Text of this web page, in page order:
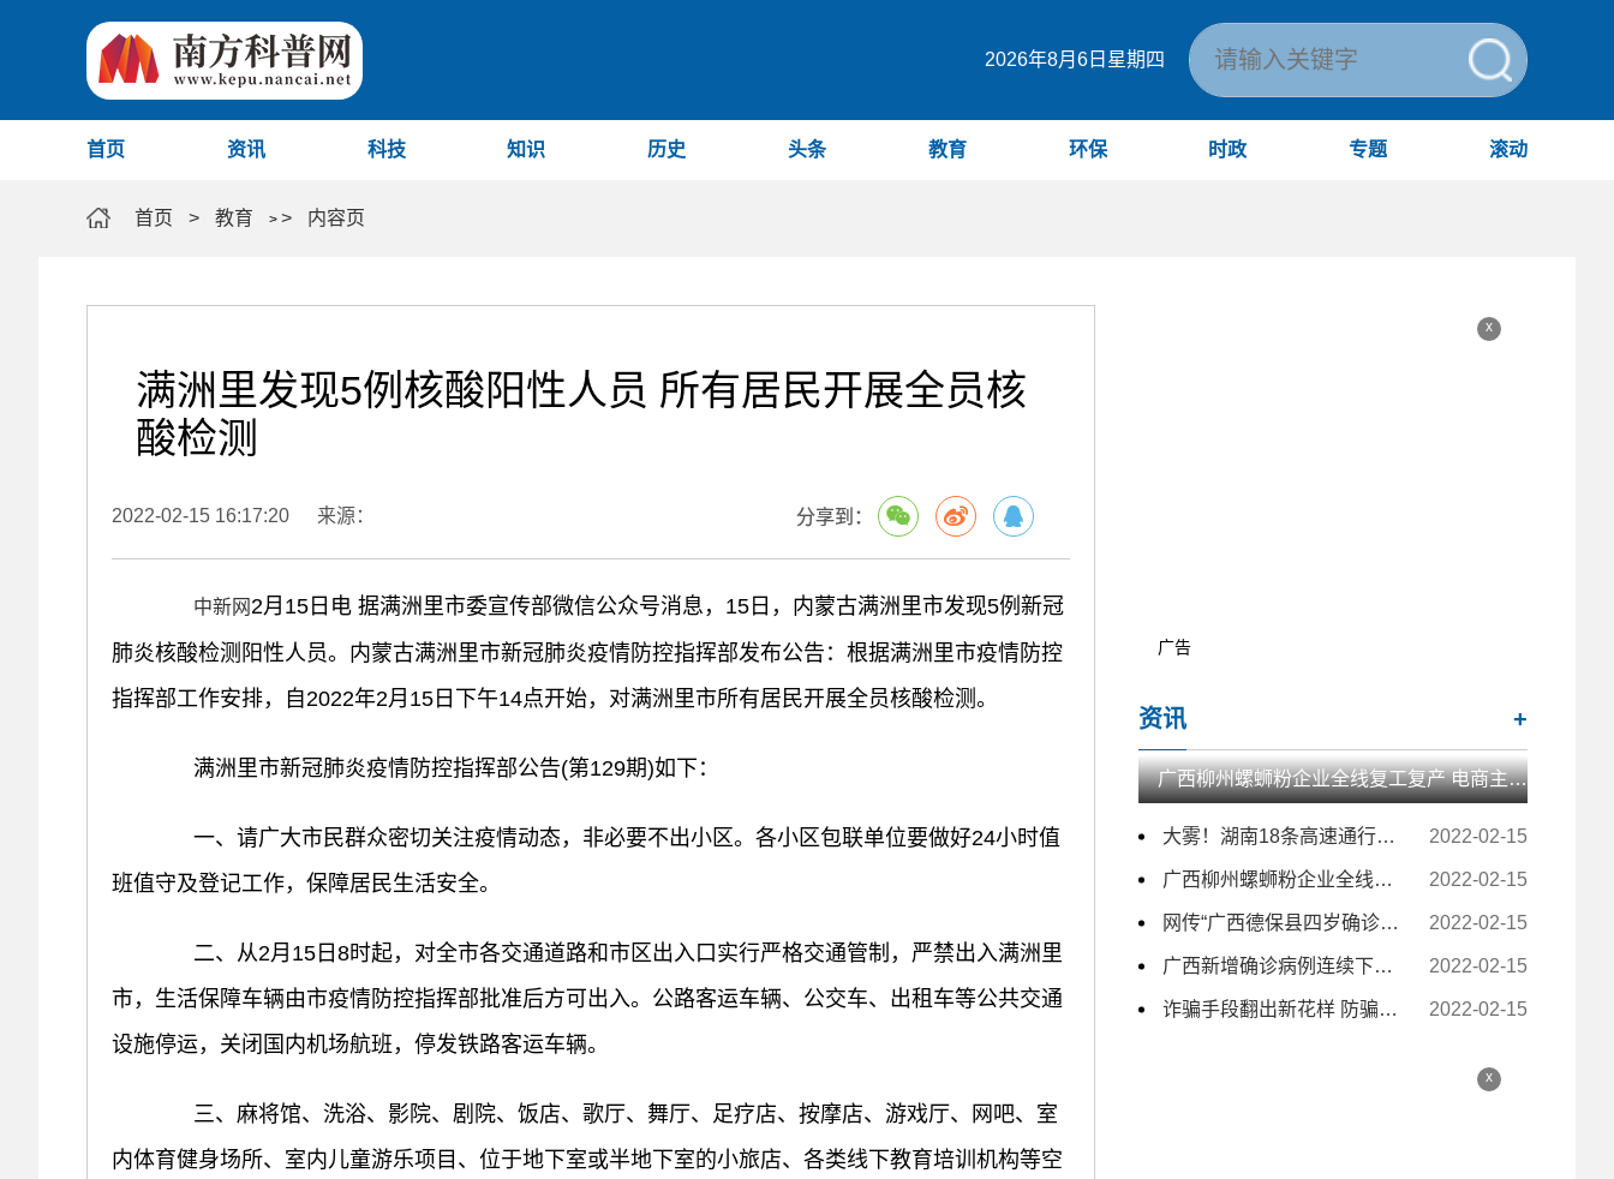
2026年8月6日星期四
首页 资讯 科技 知识 历史 头条 教育 环保 时政 专题 滚动
首页 > 教育 > > 内容页
满洲里发现5例核酸阳性人员 所有居民开展全员核
酸检测
2022-02-15 16:17:20 来源： 分享到：
中新网2月15日电 据满洲里市委宣传部微信公众号消息，15日，内蒙古满洲里市发现5例新冠
肺炎核酸检测阳性人员。内蒙古满洲里市新冠肺炎疫情防控指挥部发布公告：根据满洲里市疫情防控
指挥部工作安排，自2022年2月15日下午14点开始，对满洲里市所有居民开展全员核酸检测。
满洲里市新冠肺炎疫情防控指挥部公告(第129期)如下：
一、请广大市民群众密切关注疫情动态，非必要不出小区。各小区包联单位要做好24小时值
班值守及登记工作，保障居民生活安全。
二、从2月15日8时起，对全市各交通道路和市区出入口实行严格交通管制，严禁出入满洲里
市，生活保障车辆由市疫情防控指挥部批准后方可出入。公路客运车辆、公交车、出租车等公共交通
设施停运，关闭国内机场航班，停发铁路客运车辆。
三、麻将馆、洗浴、影院、剧院、饭店、歌厅、舞厅、足疗店、按摩店、游戏厅、网吧、室
内体育健身场所、室内儿童游乐项目、位于地下室或半地下室的小旅店、各类线下教育培训机构等空
x
广告
资讯 +
广西柳州螺蛳粉企业全线复工复产 电商主播日夜带货
大雾！湖南18条高速通行受影响 157个收费站临时交通管制 2022-02-15
广西柳州螺蛳粉企业全线复工复产 电商主播日夜带货 2022-02-15
网传“广西德保县四岁确诊小孩独自去隔离” 为不实信息 2022-02-15
广西新增确诊病例连续下降至个位数 2022-02-15
诈骗手段翻出新花样 防骗牢记一条：“出钱免谈” 2022-02-15
x